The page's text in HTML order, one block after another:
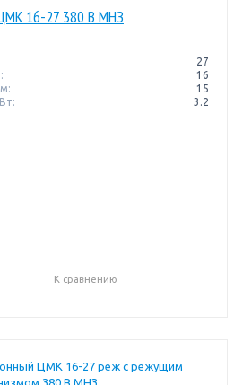
ЦМК 16-27 380 В МНЗ
27
16
15
3.2
К сравнению